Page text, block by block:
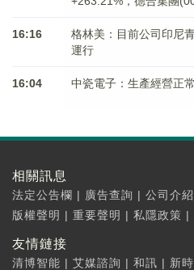
16:16
格林美：目前公司印尼
運行
16:04 中瓷電子：生產經營正
相關訊息
法定公告欄 | 廣告查詢 | 公司介紹
版權聲明 | 重要聲明 | 私隱政策 |
友情鏈接
清博智能 | 艾媒諮詢 | 和訊 | 新